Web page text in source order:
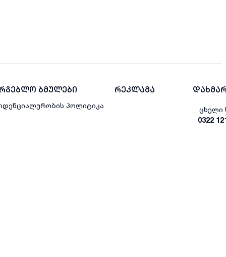
რეკლამა
ბმულები
პოლიტიკა
ცხელი
0322